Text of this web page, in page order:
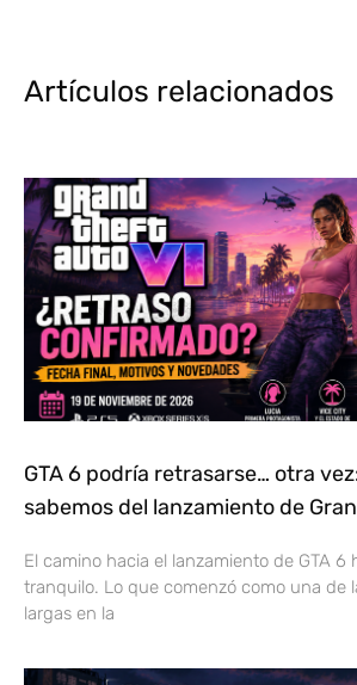
Artículos relacionados
GTA 6 podría retrasarse… otra
sabemos del lanzamiento de
El camino hacia el lanzamiento de GTA 6
tranquilo. Lo que comenzó como una de
largas en la